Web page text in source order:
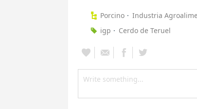
Porcino
Industria
igp
Cerdo de Teruel